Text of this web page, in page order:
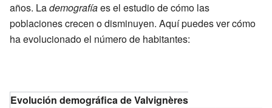
años. Lademografíaes el estudio de cómo las
poblaciones crecen o disminuyen. Aquí puedes ver cómo
ha evolucionado el número de habitantes:
Evolución demográfica de Valvignères